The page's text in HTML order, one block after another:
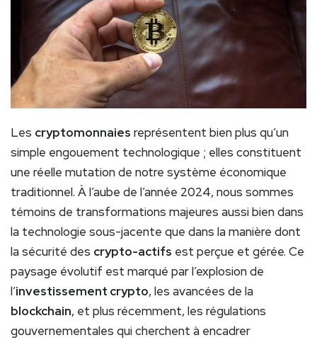
Les cryptomonnaies représentent bien plus qu’un
simple engouement technologique ; elles constituent
une réelle mutation de notre système économique
traditionnel. À l’aube de l’année 2024, nous sommes
témoins de transformations majeures aussi bien dans
la technologie sous-jacente que dans la manière dont
la sécurité des crypto-actifs est perçue et gérée. Ce
paysage évolutif est marqué par l’explosion de
l’investissement crypto, les avancées de la
blockchain, et plus récemment, les régulations
gouvernementales qui cherchent à encadrer